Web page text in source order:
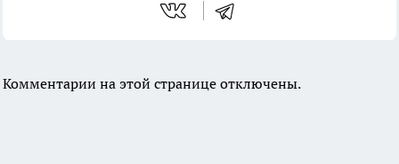
Комментарии на этой странице отключены.